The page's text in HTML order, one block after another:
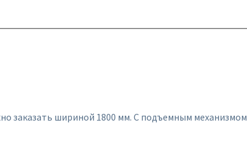
заказать шириной 1800 мм. С подъемным механизмом